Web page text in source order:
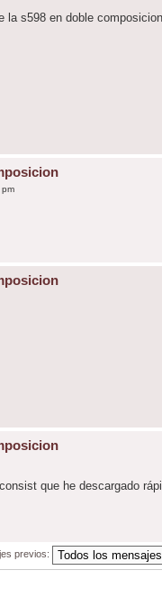
la s598 en doble
que he descargado
previos: